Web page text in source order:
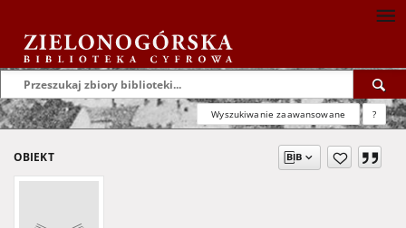
Wyszukiwanie zaawansowane ?
OBIEKT